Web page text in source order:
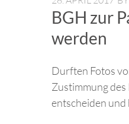
BGH zur
werden
Durften Fotos
Zustimmung
entscheiden